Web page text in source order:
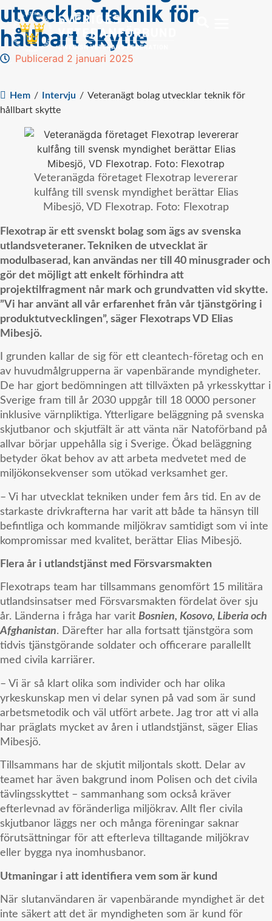
utvecklar teknik för
hållbart skytte
Publicerad 2 januari 2025
Hem / Intervju / Veteranägt bolag utvecklar teknik för
hållbart skytte
Veteranägda företaget Flexotrap levererar
kulfång till svensk myndighet berättar Elias
Mibesjö, VD Flexotrap. Foto: Flexotrap
Flexotrap är ett svenskt bolag som ägs av svenska
utlandsveteraner. Tekniken de utvecklat är
modulbaserad, kan användas ner till 40 minusgrader och
gör det möjligt att enkelt förhindra att
projektilfragment når mark och grundvatten vid skytte.
”Vi har använt all vår erfarenhet från vår tjänstgöring i
produktutvecklingen”, säger Flexotraps VD Elias
Mibesjö.
I grunden kallar de sig för ett cleantech-företag och en
av huvudmålgrupperna är vapenbärande myndigheter.
De har gjort bedömningen att tillväxten på yrkesskyttar i
Sverige fram till år 2030 uppgår till 18 0000 personer
inklusive värnpliktiga. Ytterligare beläggning på svenska
skjutbanor och skjutfält är att vänta när Natoförband på
allvar börjar uppehålla sig i Sverige. Ökad beläggning
betyder ökat behov av att arbeta medvetet med de
miljökonsekvenser som utökad verksamhet ger.
– Vi har utvecklat tekniken under fem års tid. En av de
starkaste drivkrafterna har varit att både ta hänsyn till
befintliga och kommande miljökrav samtidigt som vi inte
kompromissar med kvalitet, berättar Elias Mibesjö.
Flera år i utlandstjänst med Försvarsmakten
Flexotraps team har tillsammans genomfört 15 militära
utlandsinsatser med Försvarsmakten fördelat över sju
år. Länderna i fråga har varit Bosnien, Kosovo, Liberia och
Afghanistan. Därefter har alla fortsatt tjänstgöra som
tidvis tjänstgörande soldater och officerare parallellt
med civila karriärer.
– Vi är så klart olika som individer och har olika
yrkeskunskap men vi delar synen på vad som är sund
arbetsmetodik och väl utfört arbete. Jag tror att vi alla
har präglats mycket av åren i utlandstjänst, säger Elias
Mibesjö.
Tillsammans har de skjutit miljontals skott. Delar av
teamet har även bakgrund inom Polisen och det civila
tävlingsskyttet – sammanhang som också kräver
efterlevnad av föränderliga miljökrav. Allt fler civila
skjutbanor läggs ner och många föreningar saknar
förutsättningar för att efterleva tilltagande miljökrav
eller bygga nya inomhusbanor.
Utmaningar i att identifiera vem som är kund
När slutanvändaren är vapenbärande myndighet är det
inte säkert att det är myndigheten som är kund för